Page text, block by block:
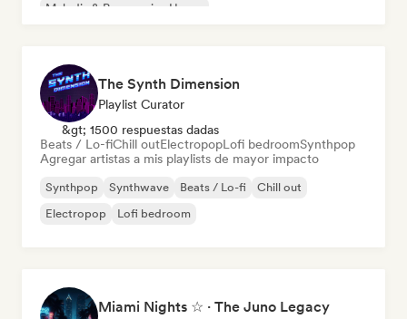
Melodic & Progressive House
The Synth Dimension
Playlist Curator
&gt; 1500 respuestas dadas
Beats / Lo-fiChill outElectropopLofi bedroomSynthpop
Agregar artistas a mis playlists de mayor impacto
Synthpop Synthwave Beats / Lo-fi
Chill out
Electropop
Lofi bedroom
Miami Nights ☆ · The Juno Legacy